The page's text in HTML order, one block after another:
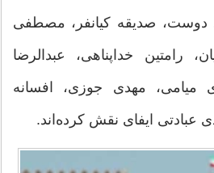
دوست، صدیقه کیانفر، مصطفی
رامتین خداپناهی، عبدالرضا
میامی، مهدی جوزی، افسانه
عبادتی ایفای نقش کرده‌اند.